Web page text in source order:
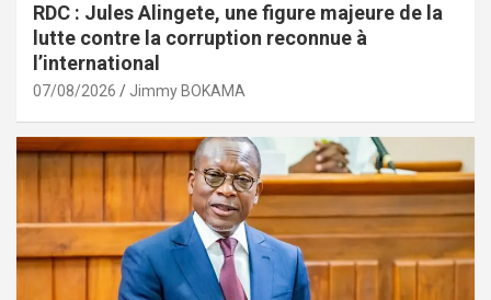
RDC : Jules Alingete, une figure majeure de la
lutte contre la corruption reconnue à
l’international
07/08/2026 Jimmy BOKAMA